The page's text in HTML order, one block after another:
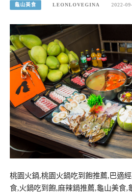
龜山美食 LEONLOVEGINA 2022-
桃園火鍋,桃園火鍋吃到飽推薦,巴適
食,火鍋吃到飽,麻辣鍋推薦,龜山美食